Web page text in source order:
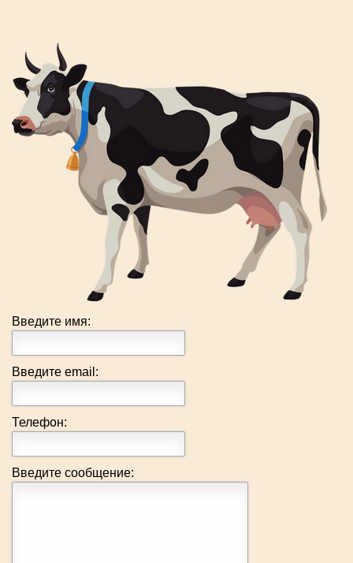
Введите имя:
Введите email:
Телефон:
Введите сообщение: